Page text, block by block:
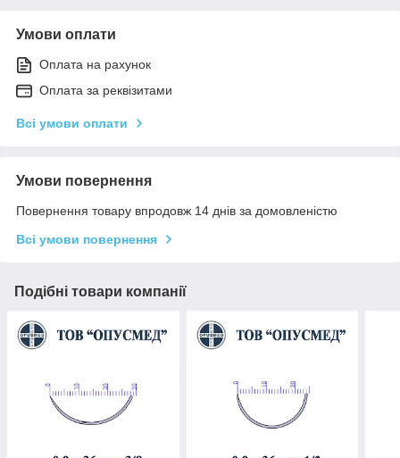
Умови оплати
Оплата на рахунок
Оплата за реквізитами
Всі умови оплати
Умови повернення
Повернення товару впродовж 14 днів за домовленістю
Всі умови повернення
Подібні товари компанії